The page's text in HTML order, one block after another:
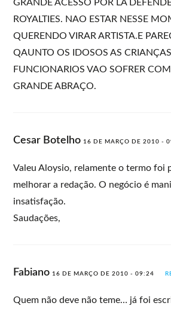
GRANDE ACESSO POR LA
ROYALTIES. NAO ESTAR NESSE
QUERENDO VIRAR ARTISTA.E
QAUNTO OS IDOSOS AS
FUNCIONARIOS VAO SOFRER
GRANDE ABRAÇO.
Cesar Botelho 16 DE MARÇO DE 2010 -
Valeu Aloysio, relamente o termo foi
melhorar a redação. O negócio é
insatisfação.
Saudações,
Fabiano 16 DE MARÇO DE 2010 - 09:24
Quem não deve não teme… já foi